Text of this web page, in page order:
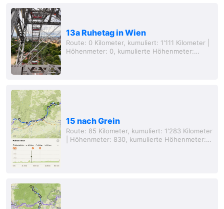
13a Ruhetag in Wien
Route: 0 Kilometer, kumuliert: 1'111 Kilometer |
Höhenmeter: 0, kumulierte Höhenmeter:
15 nach Grein
Route: 85 Kilometer, kumuliert: 1'283 Kilometer
| Höhenmeter: 830, kumulierte Höhenmeter: